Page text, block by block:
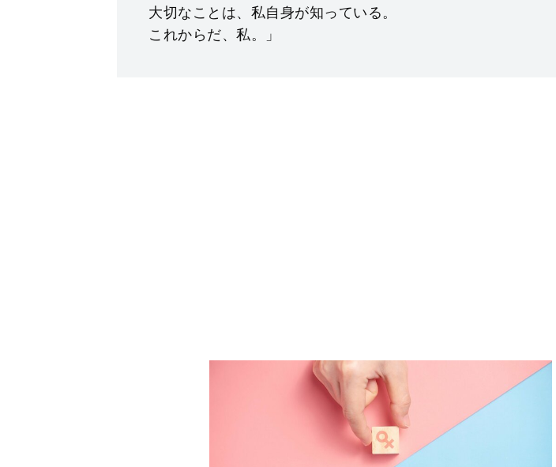
大切なことは、私自身が知っている。
これからだ、私。」